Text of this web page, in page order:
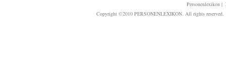
Personenlexikon|
Copyright ©2010 PERSONENLEXIKON. All rights